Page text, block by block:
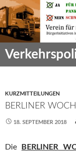
Zum
Inhalt
springen
Suchen
KURZMITTEILUNGEN
BERLINER
18. SEPTEMBER 2018
Die BERLINER